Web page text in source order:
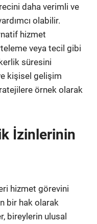
daha verimli ve
olabilir.
hizmet
veya tecil gibi
süresini
kişisel gelişim
örnek olarak
İzinlerinin
hizmet görevini
bir hak olarak
bireylerin ulusal